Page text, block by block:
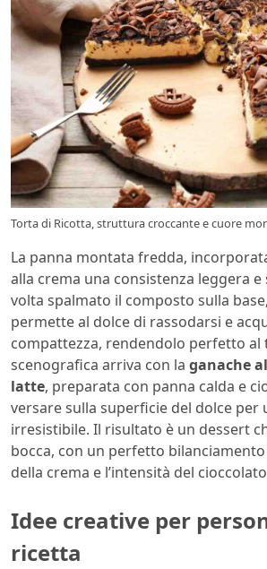
Torta di Ricotta, struttura croccante e cuore
La panna montata fredda,
alla crema una consistenza leggera e
volta spalmato il composto sulla
permette al dolce di rassodarsi e
compattezza, rendendolo perfetto al
scenografica arriva con la ganache
latte, preparata con panna calda e
versare sulla superficie del dolce per
irresistibile. Il risultato è un dessert
bocca, con un perfetto
della crema e l’intensità del
Idee creative per
ricetta